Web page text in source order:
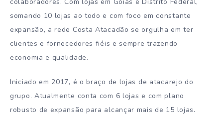
somando 10 lojas ao todo e com foco em constante
expansão, a rede Costa Atacadão se orgulha em ter
clientes e fornecedores fiéis e sempre trazendo
economia e qualidade.
Iniciado em 2017, é o braço de lojas de atacarejo do
grupo. Atualmente conta com 6 lojas e com plano
robusto de expansão para alcançar mais de 15 lojas.